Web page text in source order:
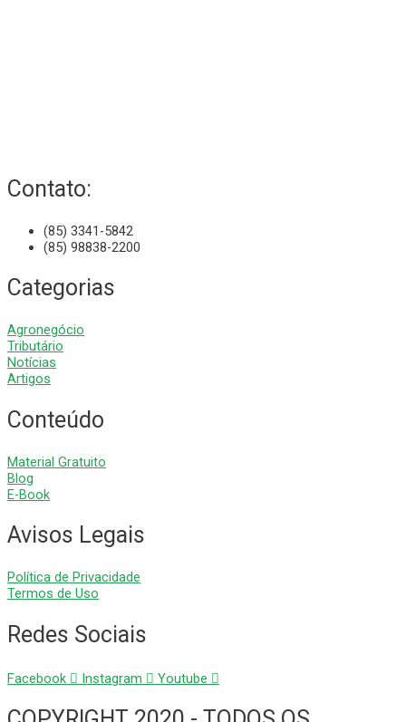
Contato:
(85) 3341-5842
(85) 98838-2200
Categorias
Agronegócio
Tributário
Notícias
Artigos
Conteúdo
Material Gratuito
Blog
E-Book
Avisos Legais
Política de Privacidade
Termos de Uso
Redes Sociais
Facebook Instagram Youtube